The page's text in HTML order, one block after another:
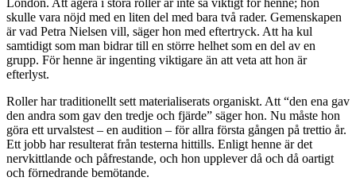
London. Att agera i stora roller är inte så viktigt för henne; hon
skulle vara nöjd med en liten del med bara två rader. Gemenskapen
är vad Petra Nielsen vill, säger hon med eftertryck. Att ha kul
samtidigt som man bidrar till en större helhet som en del av en
grupp. För henne är ingenting viktigare än att veta att hon är
efterlyst.
Roller har traditionellt sett materialiserats organiskt. Att “den ena gav
den andra som gav den tredje och fjärde” säger hon. Nu måste hon
göra ett urvalstest – en audition – för allra första gången på trettio år.
Ett jobb har resulterat från testerna hittills. Enligt henne är det
nervkittlande och påfrestande, och hon upplever då och då oartigt
och förnedrande bemötande.